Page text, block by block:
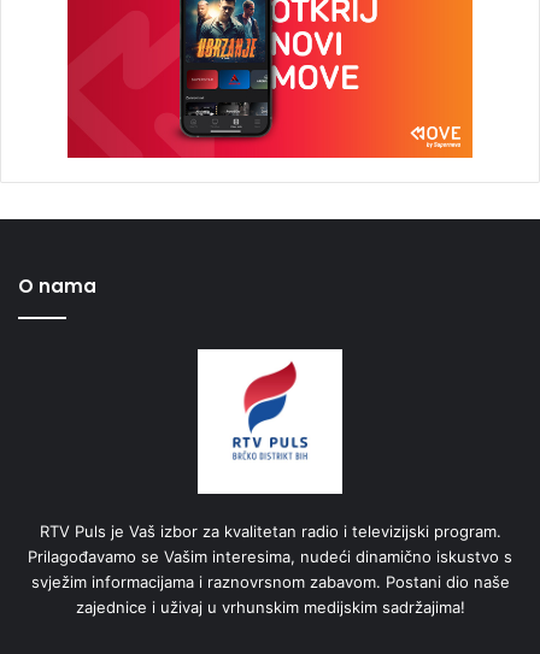
O nama
RTV Puls je Vaš izbor za kvalitetan radio i televizijski program.
Prilagođavamo se Vašim interesima, nudeći dinamično iskustvo s
svježim informacijama i raznovrsnom zabavom. Postani dio naše
zajednice i uživaj u vrhunskim medijskim sadržajima!